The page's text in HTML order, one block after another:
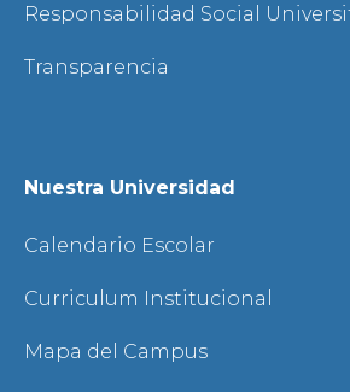
Responsabilidad Social
Transparencia
Nuestra Universidad
Calendario Escolar
Curriculum Institucional
Mapa del Campus